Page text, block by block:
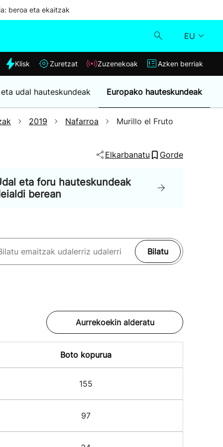
beroa eta ekaitzak
EU
Klisk
Zuzenekoak
Azken berriak
Klisk Zuretzat Zuzenekoak Azken berriak
udal hauteskundeak Europako hauteskundeak
2019 Nafarroa Murillo el Fruto
Elkarbanatu Gorde
eta foru hauteskundeak
berean
Bilatu
Aurrekoekin alderatu
Boto kopurua
155
97